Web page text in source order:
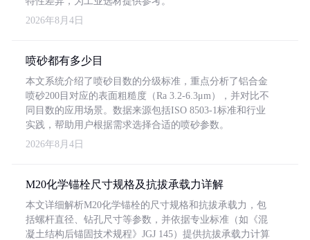
2026年8月4日
喷砂都有多少目
本文系统介绍了喷砂目数的分级标准，重点分析了铝合金
喷砂200目对应的表面粗糙度（Ra 3.2-6.3μm），并对比不
同目数的应用场景。数据来源包括ISO 8503-1标准和行业
实践，帮助用户根据需求选择合适的喷砂参数。
2026年8月4日
M20化学锚栓尺寸规格及抗拔承载力详解
本文详细解析M20化学锚栓的尺寸规格和抗拔承载力，包
括螺杆直径、钻孔尺寸等参数，并依据专业标准（如《混
凝土结构后锚固技术规程》JGJ 145）提供抗拔承载力计算